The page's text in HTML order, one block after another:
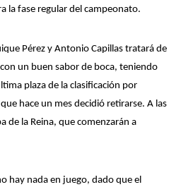
la fase regular del campeonato.
Pérez y Antonio Capillas tratará de
un buen sabor de boca, teniendo
plaza de la clasificación por
hace un mes decidió retirarse. A las
de la Reina, que comenzarán a
hay nada en juego, dado que el